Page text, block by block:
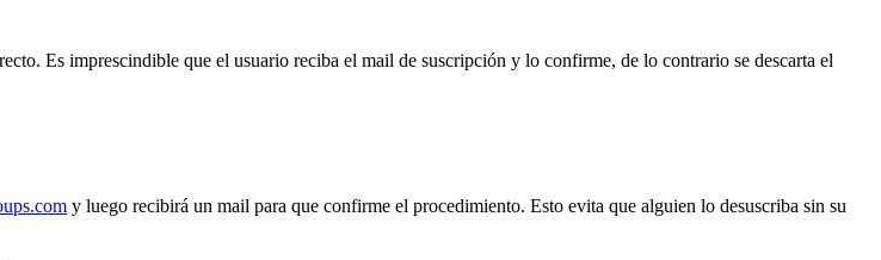
Es imprescindible que el usuario reciba el mail de suscripción y lo confirme, de lo contrario se descarta el
y luego recibirá un mail para que confirme el procedimiento. Esto evita que alguien lo desuscriba sin su